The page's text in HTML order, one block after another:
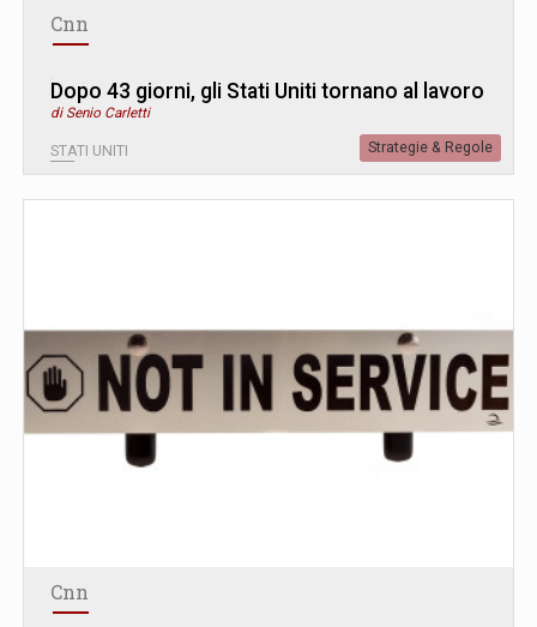
Cnn
Dopo 43 giorni, gli Stati Uniti tornano al lavoro
di Senio Carletti
STATI UNITI Strategie & Regole
Cnn